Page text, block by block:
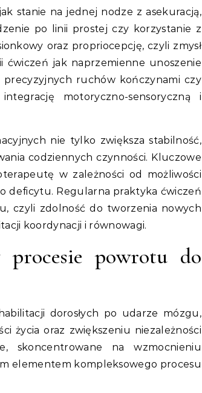
stanie na jednej nodze z asekuracją,
po linii prostej czy korzystanie z
oraz propriocepcję, czyli zmysł
ćwiczeń jak naprzemienne unoszenie
ruchów kończynami czy
motoryczno-sensoryczną i
nie tylko zwiększa stabilność,
codziennych czynności. Kluczowe
w zależności od możliwości
deficytu. Regularna praktyka ćwiczeń
czyli zdolność do tworzenia nowych
koordynacji i równowagi.
powrotu do
dorosłych po udarze mózgu,
życia oraz zwiększeniu niezależności
skoncentrowane na wzmocnieniu
elementem kompleksowego procesu